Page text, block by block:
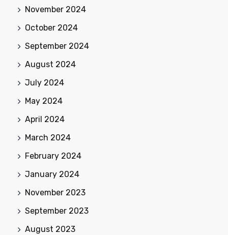
November 2024
October 2024
September 2024
August 2024
July 2024
May 2024
April 2024
March 2024
February 2024
January 2024
November 2023
September 2023
August 2023